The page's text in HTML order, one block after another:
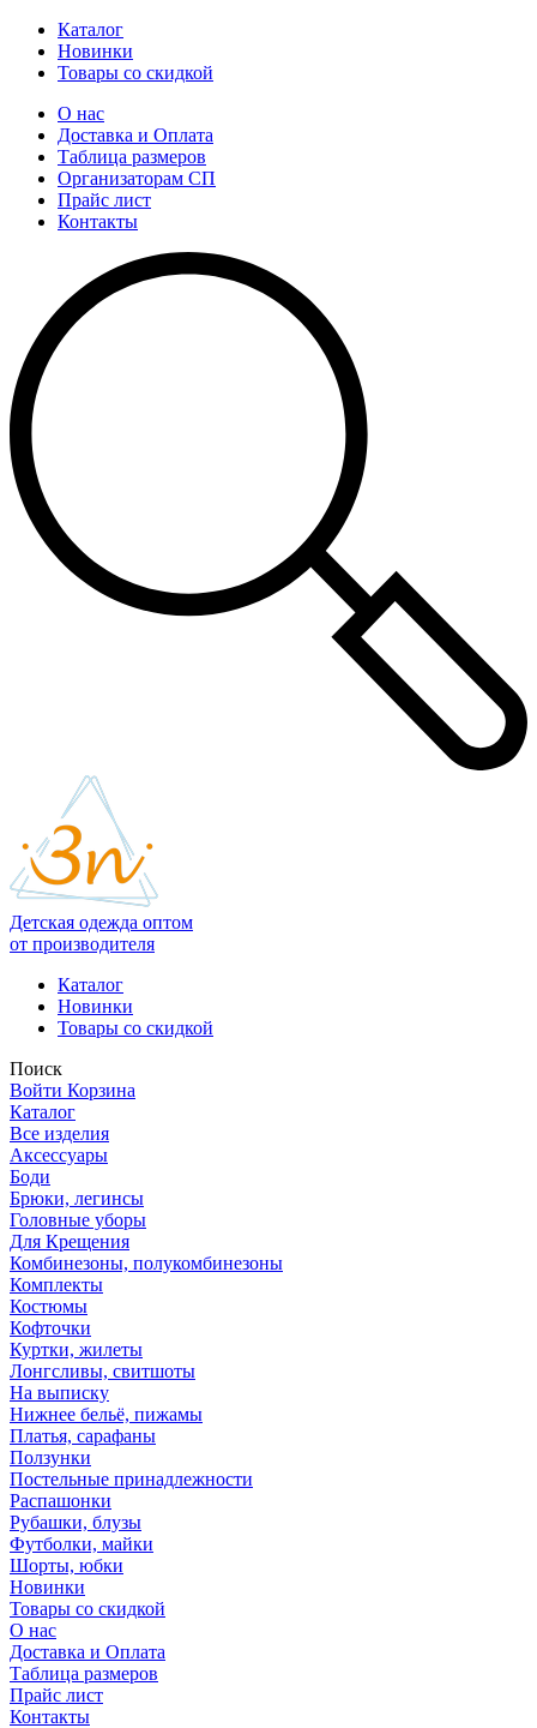
Каталог
Новинки
Товары со скидкой
О нас
Доставка и Оплата
Таблица размеров
Организаторам СП
Прайс лист
Контакты
Детская одежда оптом
от производителя
Каталог
Новинки
Товары со скидкой
Поиск
Войти Корзина
Каталог
Все изделия
Аксесcуары
Боди
Брюки, легинсы
Головные уборы
Для Крещения
Комбинезоны, полукомбинезоны
Комплекты
Костюмы
Кофточки
Куртки, жилеты
Лонгсливы, свитшоты
На выписку
Нижнее бельё, пижамы
Платья, сарафаны
Ползунки
Постельные принадлежности
Распашонки
Рубашки, блузы
Футболки, майки
Шорты, юбки
Новинки
Товары со скидкой
О нас
Доставка и Оплата
Таблица размеров
Прайс лист
Контакты